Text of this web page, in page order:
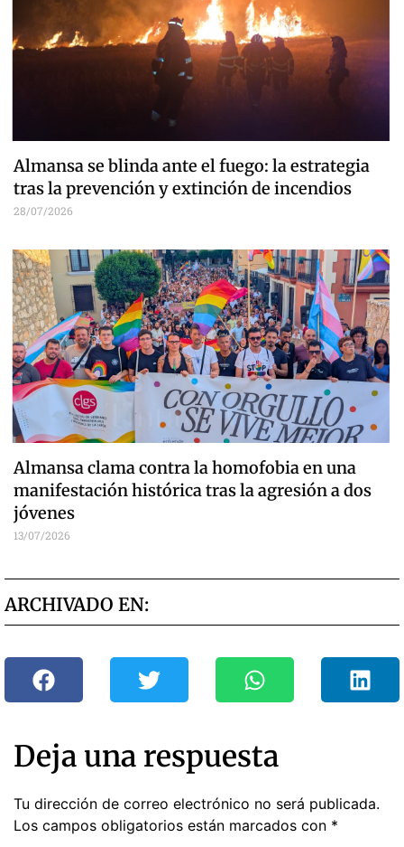
Almansa se blinda ante el fuego: la estrategia
tras la prevención y extinción de incendios
28/07/2026
Almansa clama contra la homofobia en una
manifestación histórica tras la agresión a dos
jóvenes
13/07/2026
ARCHIVADO EN:
Deja una respuesta
Tu dirección de correo electrónico no será publicada.
Los campos obligatorios están marcados con *